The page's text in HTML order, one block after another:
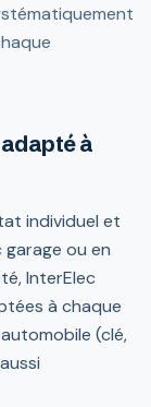
à
individuel et
garage ou en
InterElec
à chaque
(clé,